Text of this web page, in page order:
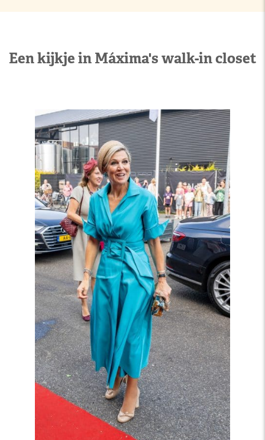
Een kijkje in Máxima's walk-in closet